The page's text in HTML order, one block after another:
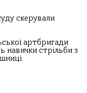
скерували
артбригади
навички стрільби з